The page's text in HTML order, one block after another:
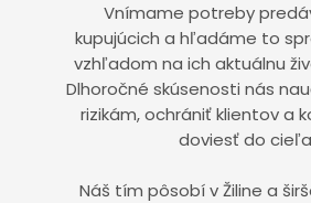
Vnímame potreby
kupujúcich a hľadáme to
vzhľadom na ich aktuálnu
Dlhoročné skúsenosti nás
rizikám, ochrániť klientov a
doviesť do
Náš tím pôsobí v Žiline a